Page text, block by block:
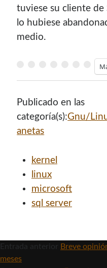
tuviese su cliente de
lo hubiese
medio.
Publicado en las
categoría(s):Gnu/
anetas
kernel
linux
microsoft
sql server
Entrada anterior Breve
meses